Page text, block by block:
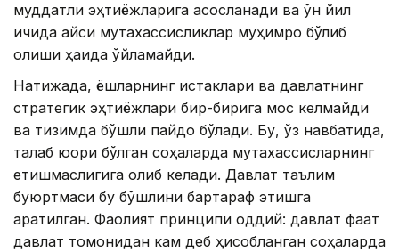
муддатли эҳтиёжларига асосланади ва ўн йил
ичида қайси мутахассисликлар муҳимроқ бўлиб
қолиши ҳақида ўйламайди.
Натижада, ёшларнинг истаклари ва давлатнинг
стратегик эҳтиёжлари бир-бирига мос келмайди
ва тизимда бўшлиқ пайдо бўлади. Бу, ўз навбатида,
талаб юқори бўлган соҳаларда мутахассисларнинг
етишмаслигига олиб келади. Давлат таълим
буюртмаси бу бўшлиқни бартараф этишга
қаратилган. Фаолият принципи оддий: давлат фақат
давлат томонидан кам деб ҳисобланган соҳаларда